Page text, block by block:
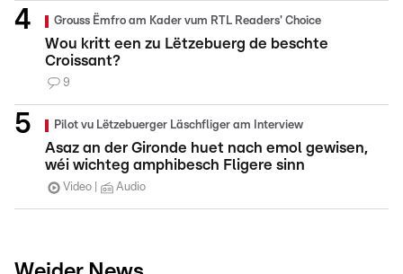
Grouss Ëmfro am Kader vum RTL Readers' Choice
Wou kritt een zu Lëtzebuerg de beschte
Croissant?
9
Pilot vu Lëtzebuerger Läschfliger am Interview
Asaz an der Gironde huet nach emol gewisen,
wéi wichteg amphibesch Fligere sinn
Video Audio